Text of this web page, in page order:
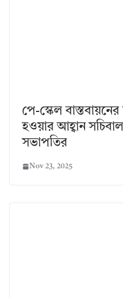
পে-স্কেল
হওয়ার আহ্বান
সভাপতির
Nov 23, 2025